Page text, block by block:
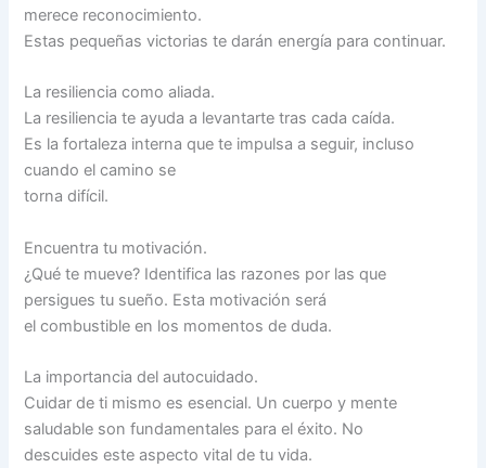
merece reconocimiento.
Estas pequeñas victorias te darán energía para continuar.
La resiliencia como aliada.
La resiliencia te ayuda a levantarte tras cada caída.
Es la fortaleza interna que te impulsa a seguir, incluso
cuando el camino se
torna difícil.
Encuentra tu motivación.
¿Qué te mueve? Identifica las razones por las que
persigues tu sueño. Esta motivación será
el combustible en los momentos de duda.
La importancia del autocuidado.
Cuidar de ti mismo es esencial. Un cuerpo y mente
saludable son fundamentales para el éxito. No
descuides este aspecto vital de tu vida.